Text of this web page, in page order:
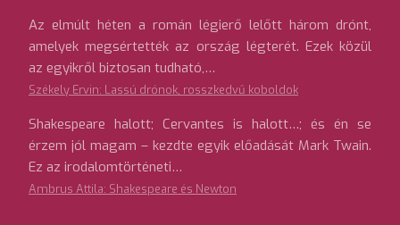
Az elmúlt héten a román légierő lelőtt három drónt,
amelyek megsértették az ország légterét. Ezek közül
az egyikről biztosan tudható,…
Székely Ervin: Lassú drónok, rosszkedvű koboldok
Shakespeare halott; Cervantes is halott…; és én se
érzem jól magam – kezdte egyik előadását Mark Twain.
Ez az irodalomtörténeti…
Ambrus Attila: Shakespeare és Newton